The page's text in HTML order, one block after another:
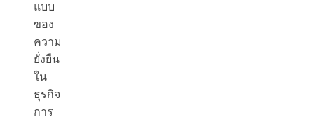
แบบ
ของ
ความ
ยั่งยืน
ใน
ธุรกิจ
การ